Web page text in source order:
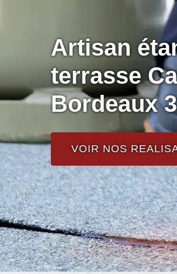
Artisan
terrasse
Bordeaux
VOIR NOS